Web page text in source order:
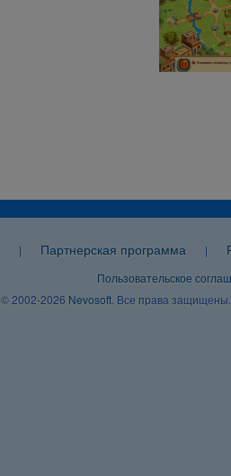
| Партнерская программа |
Пользовательское
© 2002-2026 Nevosoft . Все права защищены